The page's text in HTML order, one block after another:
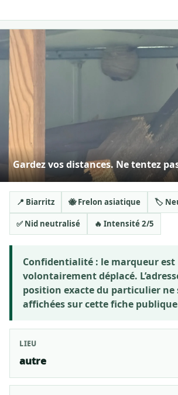
Gardez vos distances. Ne tentez
📍 Biarritz 🐝 Frelon asiatique 🏷️
✅ Nid neutralisé 🔥 Intensité 2/5
Confidentialité : le marqueur est
volontairement déplacé.
position exacte du particulier ne
affichées sur cette fiche
LIEU
autre